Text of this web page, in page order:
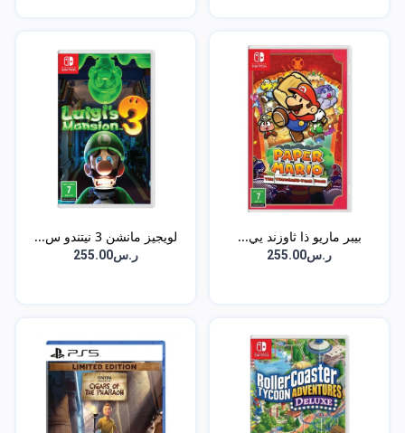
بيبر ماريو ذا ثاوزند يي...
ر.س255.00
لويجيز مانشن 3 نيتندو س...
ر.س255.00